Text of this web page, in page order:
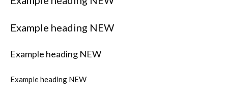
Example heading NEW
Example heading NEW
Example heading NEW